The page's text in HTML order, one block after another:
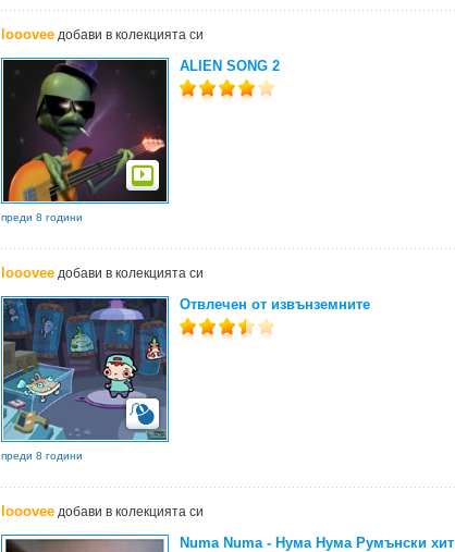
loooveeдобави в колекцията си
ALIEN SONG 2
преди 8 години
loooveeдобави в колекцията си
Отвлечен от извънземните
преди 8 години
loooveeдобави в колекцията си
Numa Numa - Нума Нума Румънски хит